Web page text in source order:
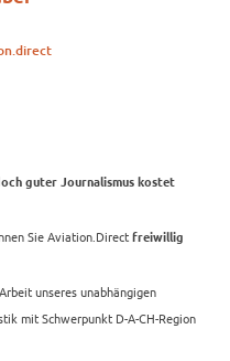
guter Journalismus kostet
Sie Aviation.Direct freiwillig
unseres unabhängigen
mit Schwerpunkt D-A-CH-Region